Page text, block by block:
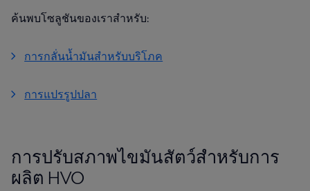
ค้นพบโซลูชันของเราสำหรับ:
การกลั่นน้ำมันสำหรับบริโภค
การแปรรูปปลา
การปรับสภาพไขมันสัตว์สำหรับการ
ผลิต HVO